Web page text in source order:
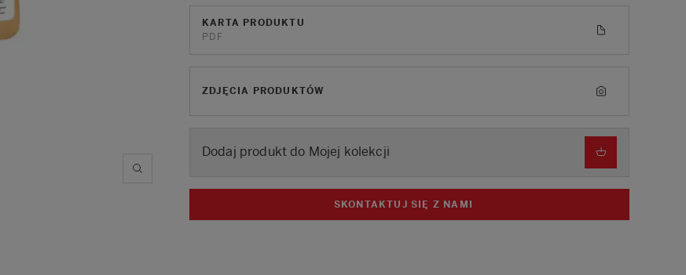
KARTA PRODUKTU
PDF
ZDJĘCIA PRODUKTÓW
Dodaj produkt do Mojej kolekcji
SKONTAKTUJ SIĘ Z NAMI